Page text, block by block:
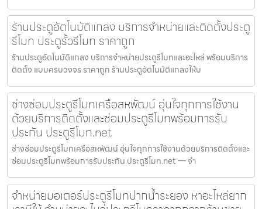
ร้านประตูอัตโนมัติแกลง บริการจำหน่ายและติดตั้งประตู
รีโมท ประตูรั้วรีโมท ราคาถูก
ร้านประตูอัตโนมัติแกลง บริการจำหน่ายประตูรีโมทและอะไหล่ พร้อมบริการ
ติดตั้ง แบบครบวงจร ราคาถูก ร้านประตูอัตโนมัติแกลงให้บ
ช่างซ่อมประตูรีโมทเครือสหพัฒน์ อุ่นใจทุกการใช้งาน
ด้วยบริการติดตั้งและซ่อมประตูรีโมทพร้อมการรับ
ประกัน ประตูรีโมท.net
ช่างซ่อมประตูรีโมทเครือสหพัฒน์ อุ่นใจทุกการใช้งานด้วยบริการติดตั้งและ
ซ่อมประตูรีโมทพร้อมการรับประกัน ประตูรีโมท.net — จำ
จำหน่ายมอเตอร์ประตูรีโมทปากน้ำระยอง หาอะไหล่ยาก